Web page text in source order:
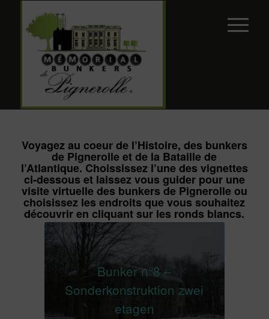
Voyagez au coeur de l’Histoire, des bunkers
de Pignerolle et de la Bataille de
l’Atlantique. Choississez l’une des vignettes
ci-dessous et laissez vous guider pour une
visite virtuelle des bunkers de Pignerolle ou
choisissez les endroits que vous souhaitez
découvrir en cliquant sur les ronds blancs.
Bunker n°8 –
Sonderkonstruktion zwei
etagen